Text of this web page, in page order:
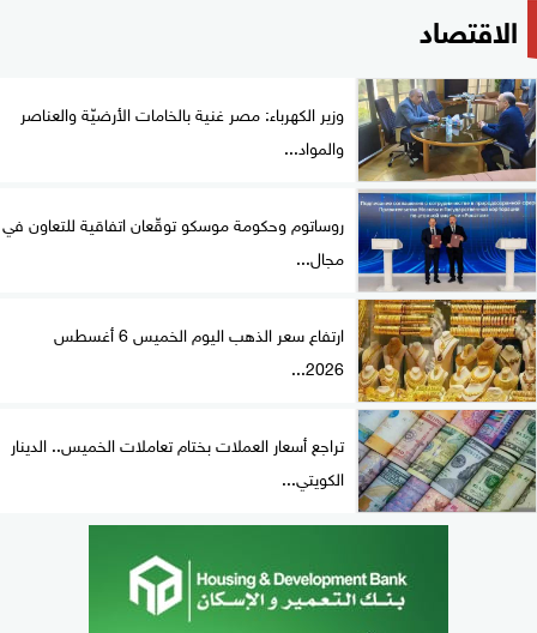
الاقتصاد
وزير الكهرباء: مصر غنية بالخامات الأرضيّة والعناصر
والمواد...
روساتوم وحكومة موسكو توقّعان اتفاقية للتعاون في
مجال...
ارتفاع سعر الذهب اليوم الخميس 6 أغسطس
2026...
تراجع أسعار العملات بختام تعاملات الخميس.. الدينار
الكويتي...